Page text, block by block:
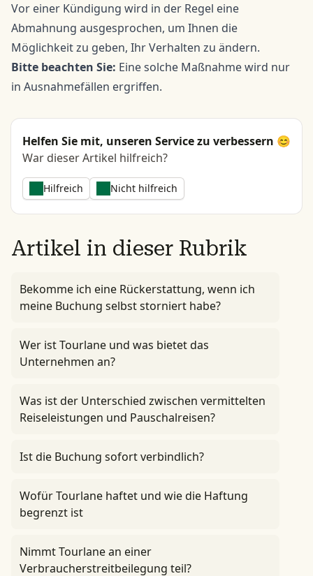
Vor einer Kündigung wird in der Regel eine
Abmahnung ausgesprochen, um Ihnen die
Möglichkeit zu geben, Ihr Verhalten zu ändern.
Bitte beachten Sie: Eine solche Maßnahme wird nur
in Ausnahmefällen ergriffen.
Helfen Sie mit, unseren Service zu verbessern 😊
War dieser Artikel hilfreich?
Hilfreich Nicht hilfreich
Artikel in dieser Rubrik
Bekomme ich eine Rückerstattung, wenn ich
meine Buchung selbst storniert habe?
Wer ist Tourlane und was bietet das
Unternehmen an?
Was ist der Unterschied zwischen vermittelten
Reiseleistungen und Pauschalreisen?
Ist die Buchung sofort verbindlich?
Wofür Tourlane haftet und wie die Haftung
begrenzt ist
Nimmt Tourlane an einer
Verbraucherstreitbeilegung teil?